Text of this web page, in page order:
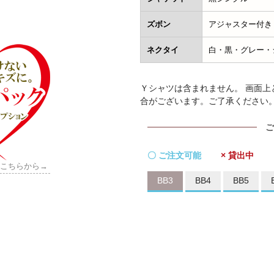
ちらから→
ズボン アジャスター付き
ネクタイ 白・黒・グレー
Ｙシャツは含まれません。 画面
合がございます。ご了承ください
〇 ご注文可能 × 貸出中
BB3 BB4 BB5